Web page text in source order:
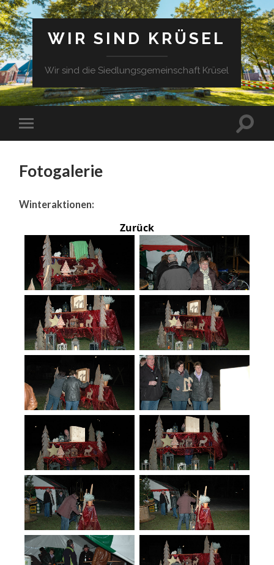
WIR SIND KRÜSEL
Wir sind die Siedlungsgemeinschaft Krüsel
Fotogalerie
Winteraktionen:
Zurück